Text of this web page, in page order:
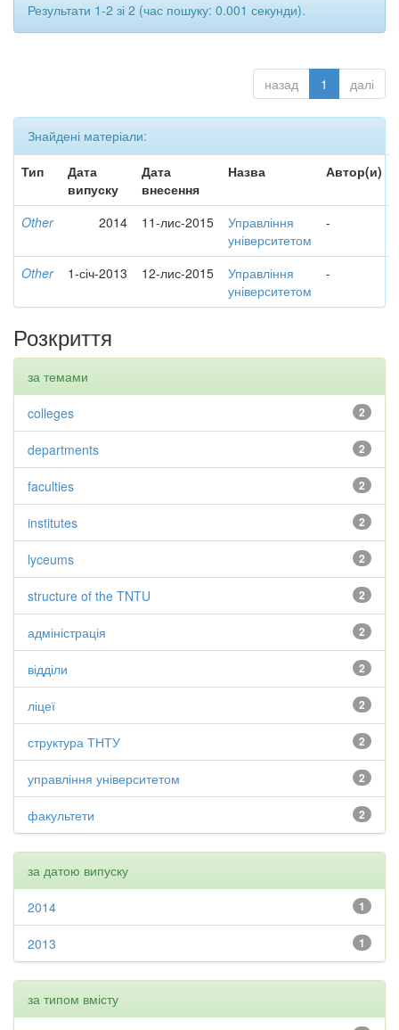
Результати 1-2 зі 2 (час пошуку: 0.001 секунди).
назад 1 далі
Знайдені матеріали:
Тип
Дата
випуску
Дата
внесення
Назва Автор(и)
Other 2014 11-лис-2015
Управління
університетом
-
Other 1-січ-2013 12-лис-2015
Управління
університетом
-
Розкриття
за темами
2
colleges
2
departments
2
faculties
2
institutes
2
lyceums
2
structure of the TNTU
2
адміністрація
2
відділи
2
ліцеї
2
структура ТНТУ
2
управління університетом
2
факультети
за датою випуску
1
2014
1
2013
за типом вмісту